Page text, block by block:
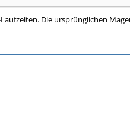
Die ursprünglichen